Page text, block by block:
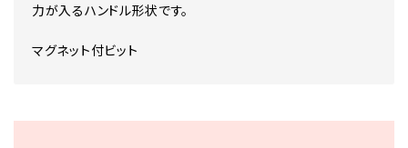
力が入るハンドル形状です。
マグネット付ビット